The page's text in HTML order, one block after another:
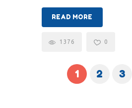
READ MORE
1376 0
1 2 3
>